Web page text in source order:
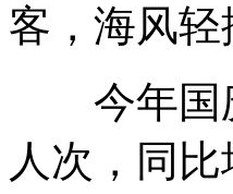
客，海风
今年国庆
人次，同